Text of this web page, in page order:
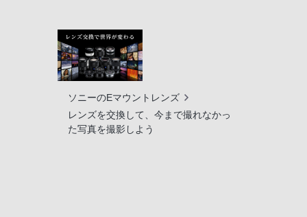
ソニーのEマウントレンズ
レンズを交換して、今まで撮れなかっ
た写真を撮影しよう